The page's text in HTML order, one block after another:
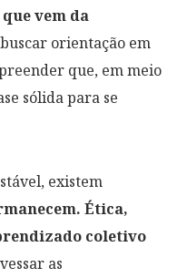
vem da
orientação em
que, em meio
sólida para se
existem
Ética,
coletivo
as